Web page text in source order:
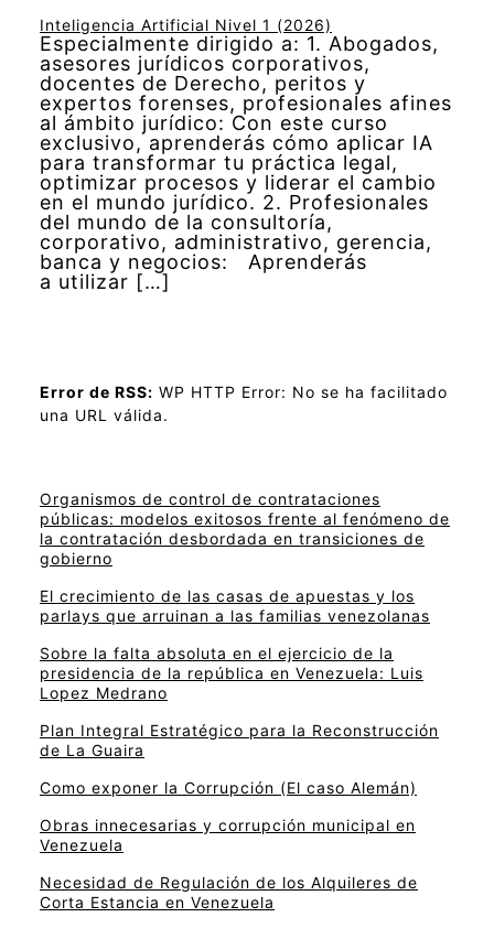
Inteligencia Artificial Nivel 1 (2026)
Especialmente dirigido a: 1. Abogados,
asesores jurídicos corporativos,
docentes de Derecho, peritos y
expertos forenses, profesionales afines
al ámbito jurídico: Con este curso
exclusivo, aprenderás cómo aplicar IA
para transformar tu práctica legal,
optimizar procesos y liderar el cambio
en el mundo jurídico. 2. Profesionales
del mundo de la consultoría,
corporativo, administrativo, gerencia,
banca y negocios: Aprenderás
a utilizar […]
Error de RSS: WP HTTP Error: No se ha facilitado
una URL válida.
Organismos de control de contrataciones
públicas: modelos exitosos frente al fenómeno de
la contratación desbordada en transiciones de
gobierno
El crecimiento de las casas de apuestas y los
parlays que arruinan a las familias venezolanas
Sobre la falta absoluta en el ejercicio de la
presidencia de la república en Venezuela: Luis
Lopez Medrano
Plan Integral Estratégico para la Reconstrucción
de La Guaira
Como exponer la Corrupción (El caso Alemán)
Obras innecesarias y corrupción municipal en
Venezuela
Necesidad de Regulación de los Alquileres de
Corta Estancia en Venezuela